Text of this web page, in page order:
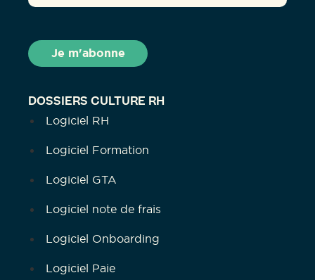
DOSSIERS CULTURE RH
Logiciel RH
Logiciel Formation
Logiciel GTA
Logiciel note de frais
Logiciel Onboarding
Logiciel Paie